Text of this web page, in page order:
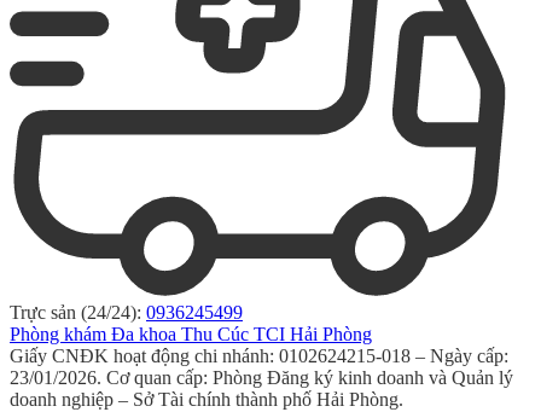
Trực sản (24/24): 0936245499
Phòng khám Đa khoa Thu Cúc TCI Hải Phòng
Giấy CNĐK hoạt động chi nhánh: 0102624215-018 – Ngày cấp:
23/01/2026. Cơ quan cấp: Phòng Đăng ký kinh doanh và Quản lý
doanh nghiệp – Sở Tài chính thành phố Hải Phòng.